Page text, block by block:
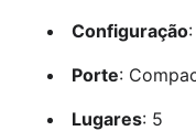
Configuração
Porte:
Lugares: 5